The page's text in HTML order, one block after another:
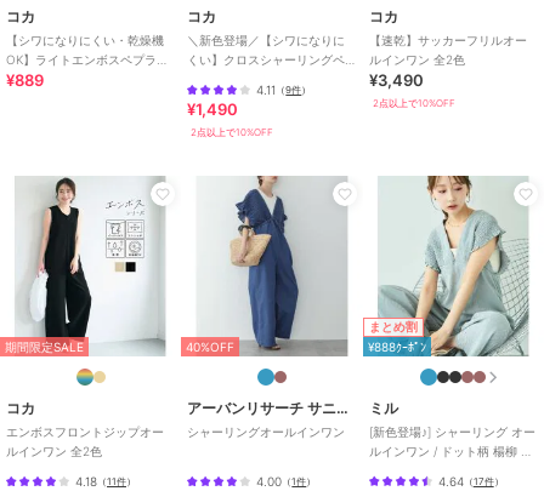
オールインワン・サロペット
ポリエステル素材/無地
ドッ
ト柄 / S･7号以下あり 洗える/
吸水速乾加工
/ワ
イド・バギー
マリン・プール/アウトドア/
パーティー・結婚式・二次会
オールインワン・つなぎ
ポリエステル素材
S･7号以下あり 洗える/
吸水速乾加工
ストレッチ/ワ
イド・バギー/ ストレートパンツ
ミッドライズ
パーティー・結婚式・二次会
コカ
【シワになりにくい・乾燥機
OK】ライトエンボスペプラム
オールインワン 全2色
¥889
コカ
＼新色登場／【シワになりに
くい】クロスシャーリングペ
4.11 （9件）
¥1,490
2点以上で10%OFF
コカ
【速乾】サッカーフリルオー
ルインワン 全2色
¥3,490
2点以上で10%OFF
期間限定SALE
コカ
エンボスフロントジップオー
ルインワン 全2色
4.18 （11件）
40%OFF
アーバンリサーチ サニーレーベル
シャーリングオールインワン
4.00 （1件）
まとめ割
¥888ｸｰﾎﾟﾝ
ミル
[新色登場♪] シャーリング オー
ルインワン / ドット柄 楊柳 ギ
4.64 （17件）